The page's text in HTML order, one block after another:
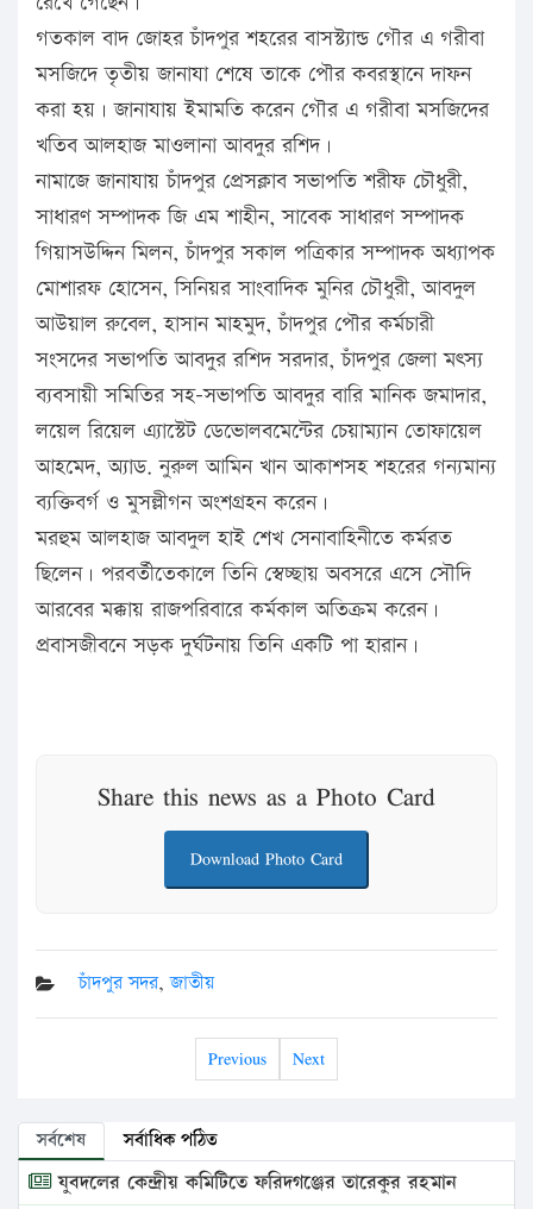
গতকাল বাদ জোহর চাঁদপুর শহরের বাসস্ট্যান্ড গৌর এ গরীবা
মসজিদে তৃতীয় জানাযা শেষে তাকে পৌর কবরস্থানে দাফন
করা হয়। জানাযায় ইমামতি করেন গৌর এ গরীবা মসজিদের
খতিব আলহাজ মাওলানা আবদুর রশিদ।
নামাজে জানাযায় চাঁদপুর প্রেসক্লাব সভাপতি শরীফ চৌধুরী,
সাধারণ সম্পাদক জি এম শাহীন, সাবেক সাধারণ সম্পাদক
গিয়াসউদ্দিন মিলন, চাঁদপুর সকাল পত্রিকার সম্পাদক অধ্যাপক
মোশারফ হোসেন, সিনিয়র সাংবাদিক মুনির চৌধুরী, আবদুল
আউয়াল রুবেল, হাসান মাহমুদ, চাঁদপুর পৌর কর্মচারী
সংসদের সভাপতি আবদুর রশিদ সরদার, চাঁদপুর জেলা মৎস্য
ব্যবসায়ী সমিতির সহ-সভাপতি আবদুর বারি মানিক জমাদার,
লয়েল রিয়েল এ্যাস্টেট ডেভোলবমেন্টের চেয়াম্যান তোফায়েল
আহমেদ, অ্যাড. নুরুল আমিন খান আকাশসহ শহরের গন্যমান্য
ব্যক্তিবর্গ ও মুসল্লীগন অংশগ্রহন করেন।
মরহুম আলহাজ আবদুল হাই শেখ সেনাবাহিনীতে কর্মরত
ছিলেন। পরবর্তীতেকালে তিনি স্বেচ্ছায় অবসরে এসে সৌদি
আরবের মক্কায় রাজপরিবারে কর্মকাল অতিক্রম করেন।
প্রবাসজীবনে সড়ক দুর্ঘটনায় তিনি একটি পা হারান।
Share this news as a Photo Card
Download Photo Card
চাঁদপুর সদর,জাতীয়
Previous Next
সর্বশেষ সর্বাধিক পঠিত
যুবদলের কেন্দ্রীয় কমিটিতে ফরিদগঞ্জের তারেকুর রহমান